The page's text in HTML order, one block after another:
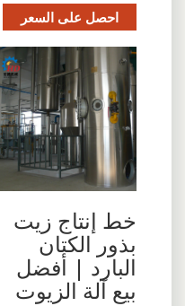
احصل على السعر
خط إنتاج زيت
بذور الكتان
البارد | أفضل
بيع آلة الزيوت